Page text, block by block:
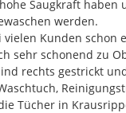
Saugkraft haben
werden.
Kunden schon
sehr schonend zu
rechts gestrickt
Tücher in